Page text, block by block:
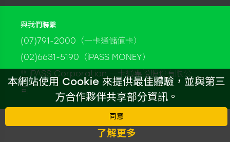
與我們聯繫
(07)791-2000（一卡通儲值卡）
(02)6631-5190（iPASS MONEY）
© iPASS Corporation 一卡通票證股份有限公
司
本網站使用 Cookie 來提供最佳體驗，並與第三
方合作夥伴共享部分資訊。
同意
了解更多